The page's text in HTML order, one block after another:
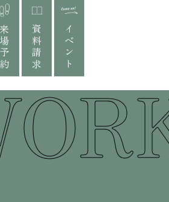
来場予約 資料請求 イベント